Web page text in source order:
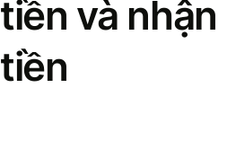
tiền và nhận
tiền